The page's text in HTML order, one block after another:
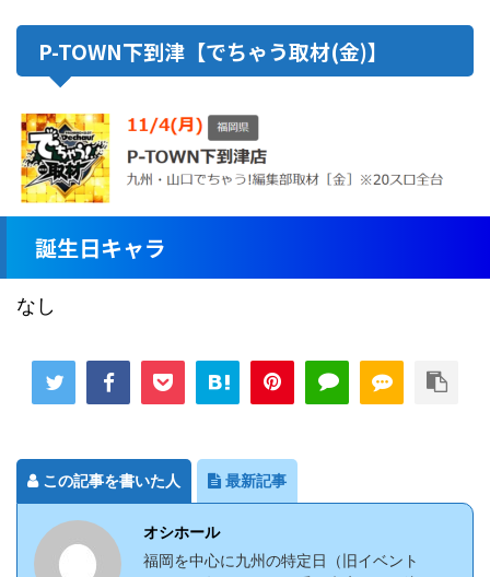
P-TOWN下到津【でちゃう取材(金)】
誕生日キャラ
なし
この記事を書いた人 最新記事
オシホール
福岡を中心に九州の特定日（旧イベント